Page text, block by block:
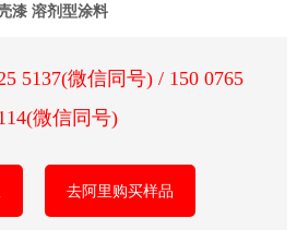
漆 溶剂型涂料
5137(微信同号) / 150 0765
微信同号)
去阿里购买样品